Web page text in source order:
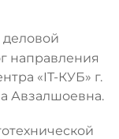
деловой
направления
«IT-КУБ» г.
Авзалшоевна.